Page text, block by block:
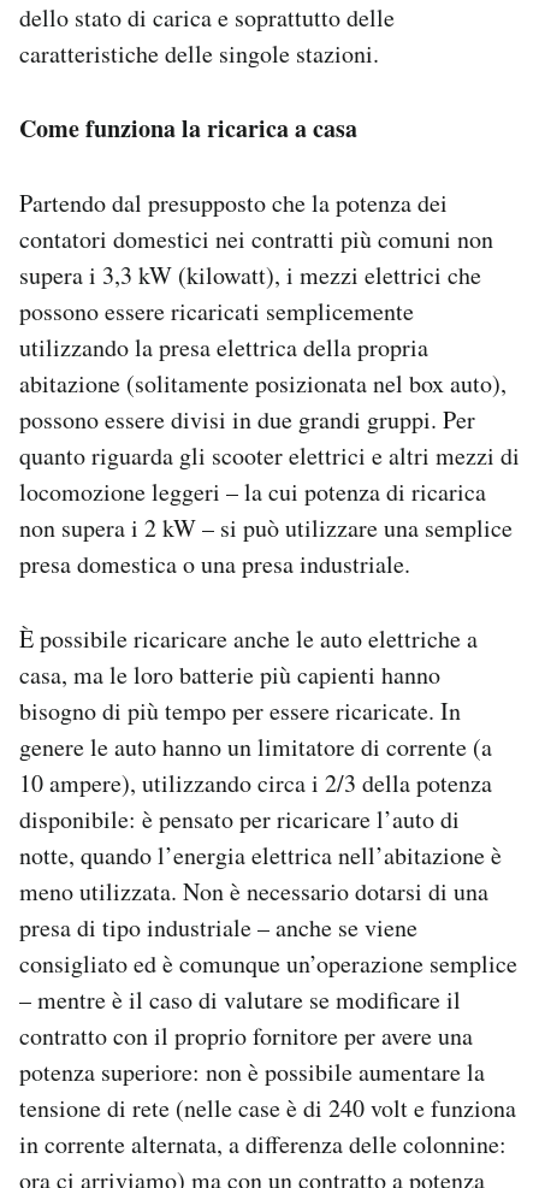
dello stato di carica e soprattutto delle
caratteristiche delle singole stazioni.
Come funziona la ricarica a casa
Partendo dal presupposto che la potenza dei
contatori domestici nei contratti più comuni non
supera i 3,3 kW (kilowatt), i mezzi elettrici che
possono essere ricaricati semplicemente
utilizzando la presa elettrica della propria
abitazione (solitamente posizionata nel box auto),
possono essere divisi in due grandi gruppi. Per
quanto riguarda gli scooter elettrici e altri mezzi di
locomozione leggeri – la cui potenza di ricarica
non supera i 2 kW – si può utilizzare una semplice
presa domestica o una presa industriale.
È possibile ricaricare anche le auto elettriche a
casa, ma le loro batterie più capienti hanno
bisogno di più tempo per essere ricaricate. In
genere le auto hanno un limitatore di corrente (a
10 ampere), utilizzando circa i 2/3 della potenza
disponibile: è pensato per ricaricare l’auto di
notte, quando l’energia elettrica nell’abitazione è
meno utilizzata. Non è necessario dotarsi di una
presa di tipo industriale – anche se viene
consigliato ed è comunque un’operazione semplice
– mentre è il caso di valutare se modificare il
contratto con il proprio fornitore per avere una
potenza superiore: non è possibile aumentare la
tensione di rete (nelle case è di 240 volt e funziona
in corrente alternata, a differenza delle colonnine:
ora ci arriviamo) ma con un contratto a potenza